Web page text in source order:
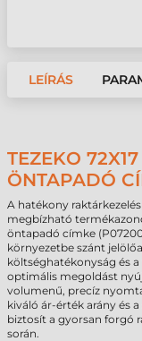
LEÍRÁS
TEZEKO
ÖNTAPADÓ
A hatékony
megbízható
öntapadó címke
környezetbe szánt
költséghatékonyság és
optimális megoldást
volumenű, precíz
kiváló ár-érték arány és
biztosít a gyorsan forgó
során.